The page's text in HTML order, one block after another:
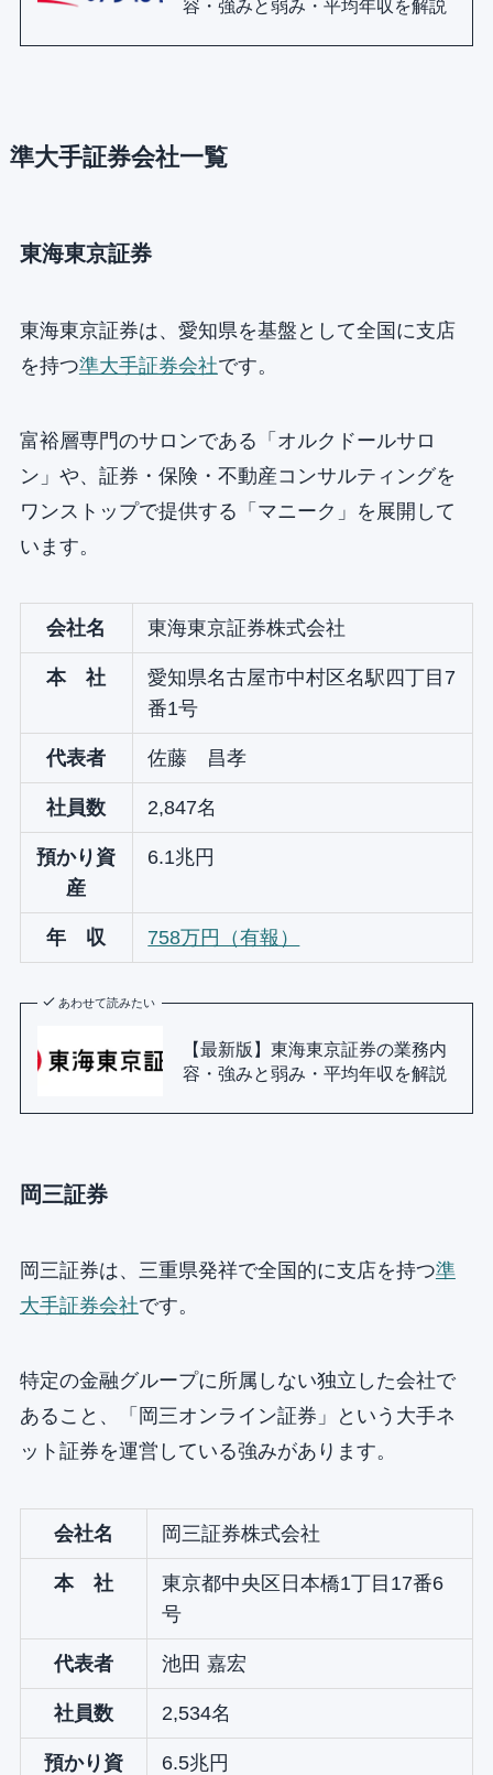
容・強みと弱み・平均年収を解説
準大手証券会社一覧
東海東京証券
東海東京証券は、愛知県を基盤として全国に支店
を持つ準大手証券会社です。
富裕層専門のサロンである「オルクドールサロ
ン」や、証券・保険・不動産コンサルティングを
ワンストップで提供する「マニーク」を展開して
います。
会社名 東海東京証券株式会社
本 社
愛知県名古屋市中村区名駅四丁目7
番1号
代表者 佐藤 昌孝
社員数 2,847名
預かり資
産
6.1兆円
年 収 758万円（有報）
あわせて読みたい
【最新版】東海東京証券の業務内
容・強みと弱み・平均年収を解説
岡三証券
岡三証券は、三重県発祥で全国的に支店を持つ準
大手証券会社です。
特定の金融グループに所属しない独立した会社で
あること、「岡三オンライン証券」という大手ネ
ット証券を運営している強みがあります。
会社名 岡三証券株式会社
本 社
東京都中央区日本橋1丁目17番6
号
代表者 池田 嘉宏
社員数 2,534名
預かり資
6.5兆円